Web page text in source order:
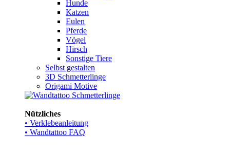
Hunde
Katzen
Eulen
Pferde
Vögel
Hirsch
Sonstige Tiere
Selbst gestalten
3D Schmetterlinge
Origami Motive
Nützliches
• Verklebeanleitung
• Wandtattoo FAQ